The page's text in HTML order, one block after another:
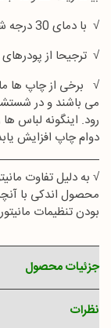
√ با دمای 30 درجه شستشو شود .
√ ترجیحا از پودرهای
√ برخی از چاپ ها
می باشند و در
رود. اینگونه لباس
دوام چاپ افزایش
√ به دلیل تفاوت
محصول اندکی با
بودن تنظیمات
جزئیات محصول
نظرات